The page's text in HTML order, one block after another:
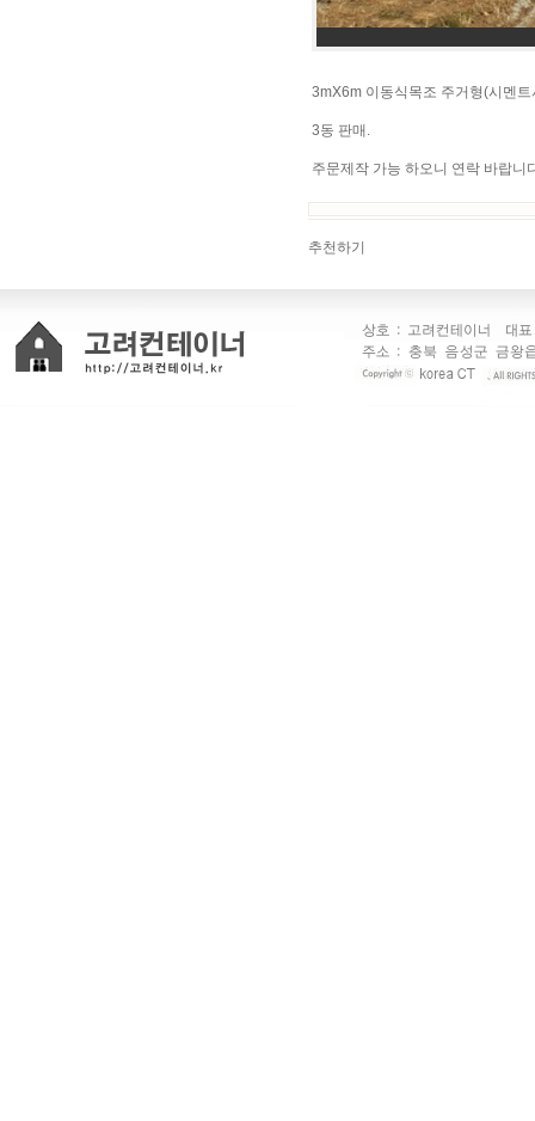
3mX6m 이동식목조 주거형(시멘트
3동 판매.
주문제작 가능 하오니 연락 바랍니
추천하기